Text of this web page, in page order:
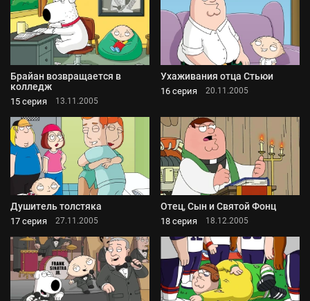
Брайан возвращается в
колледж
15 серия 13.11.2005
Ухаживания отца Стьюи
16 серия 20.11.2005
Душитель толстяка
17 серия 27.11.2005
Отец, Сын и Святой Фонц
18 серия 18.12.2005